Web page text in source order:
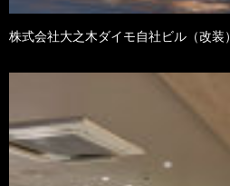
株式会社大之木ダイモ自社ビル（改装）